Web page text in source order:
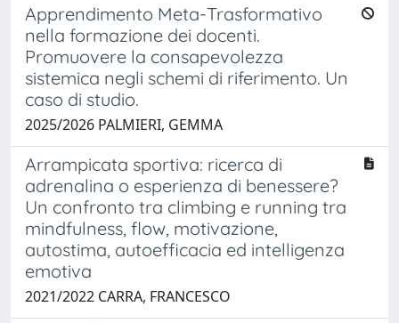
Apprendimento Meta-Trasformativo
nella formazione dei docenti.
Promuovere la consapevolezza
sistemica negli schemi di riferimento. Un
caso di studio.
2025/2026 PALMIERI, GEMMA
Arrampicata sportiva: ricerca di
adrenalina o esperienza di benessere?
Un confronto tra climbing e running tra
mindfulness, flow, motivazione,
autostima, autoefficacia ed intelligenza
emotiva
2021/2022 CARRA, FRANCESCO